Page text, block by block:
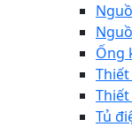
Ống
Tủ